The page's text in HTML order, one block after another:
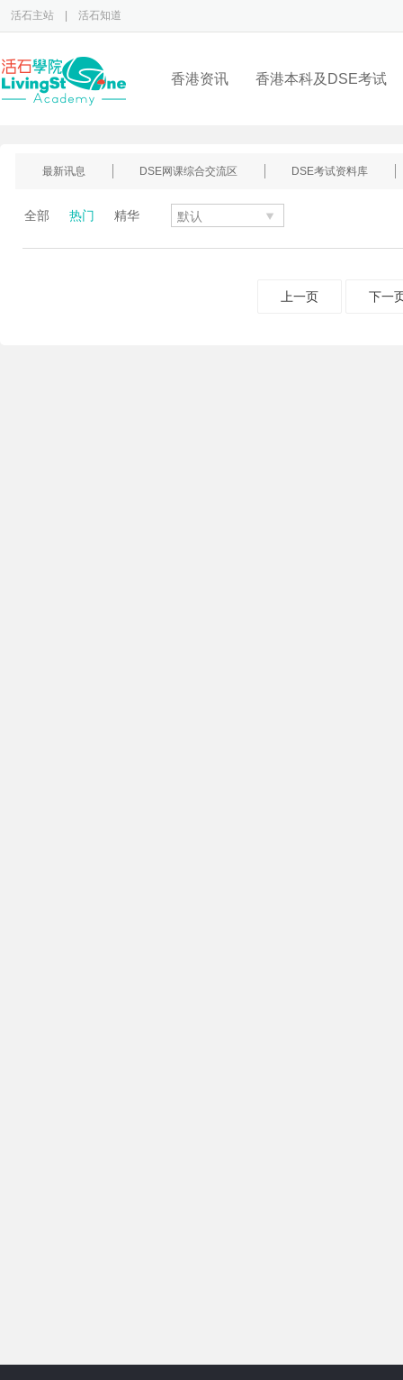
活石主站 活石知道
香港资讯 香港本科及DSE考试
最新讯息 DSE网课综合交流区 DSE考试资料库
全部 热门 精华
上一页 下一